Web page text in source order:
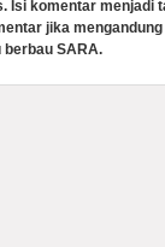
Isi komentar menjadi
jika
berbau SARA.